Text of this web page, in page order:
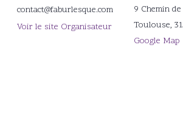
contact@faburlesque.com
Voir le site Organisateur
9 Chemin
Toulouse,
Google Map